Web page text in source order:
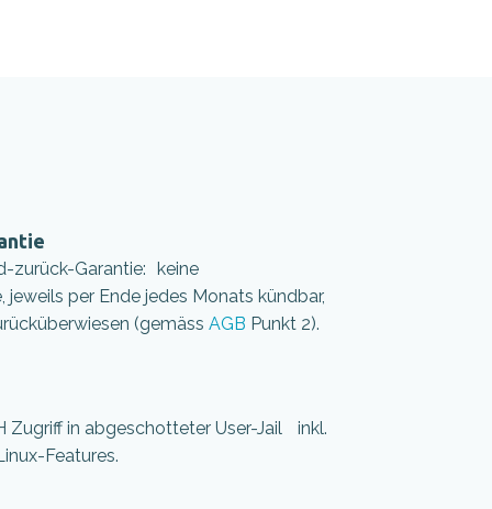
zurück-Garantie: keine
per Ende jedes Monats kündbar,
(gemäss AGB Punkt 2).
Zugriff in abgeschotteter User-Jail inkl.
Features.